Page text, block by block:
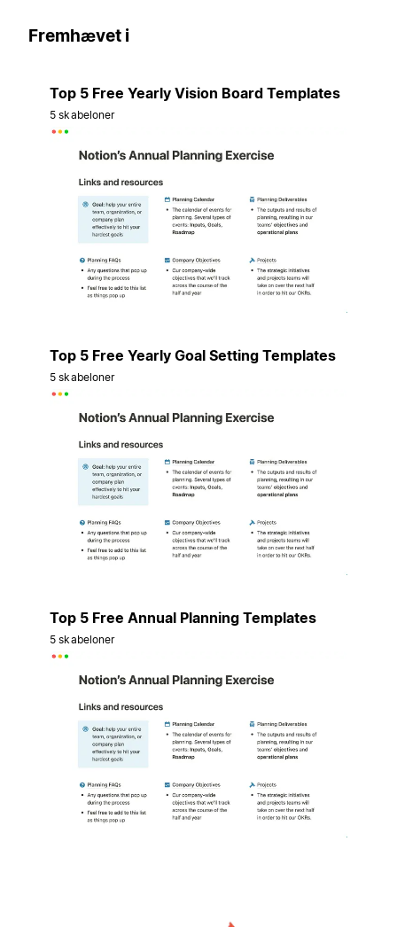
Fremhævet i
Top 5 Free Yearly Vision Board Templates
5 skabeloner
Top 5 Free Yearly Goal Setting Templates
5 skabeloner
Top 5 Free Annual Planning Templates
5 skabeloner